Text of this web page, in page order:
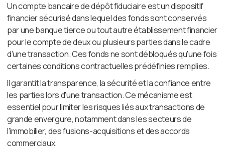
Un compte bancaire de dépôt fiduciaire est un dispositif
financier sécurisé dans lequel des fonds sont conservés
par une banque tierce ou tout autre établissement financier
pour le compte de deux ou plusieurs parties dans le cadre
d'une transaction. Ces fonds ne sont débloqués qu'une fois
certaines conditions contractuelles prédéfinies remplies.
Il garantit la transparence, la sécurité et la confiance entre
les parties lors d'une transaction. Ce mécanisme est
essentiel pour limiter les risques liés aux transactions de
grande envergure, notamment dans les secteurs de
l'immobilier, des fusions-acquisitions et des accords
commerciaux.